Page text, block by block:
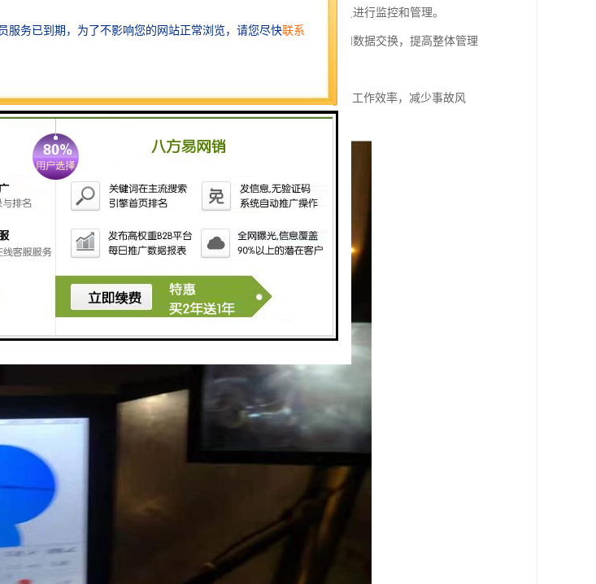
操作方便，可以实时显示塔机的工作状态和周围环境，方便操作人员进行监控和管理。
行扩展和升级，支持与其他设备和系统的接口对接，实现信息共享和数据交换，提高整体管理
时监控、远程控制、预警功能等多种手段，可以提高塔机的安全性和工作效率，减少事故风